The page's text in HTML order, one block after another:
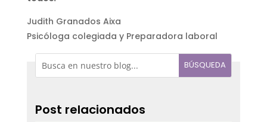
Judith Granados Aixa
Psicóloga colegiada y Preparadora laboral
Post relacionados